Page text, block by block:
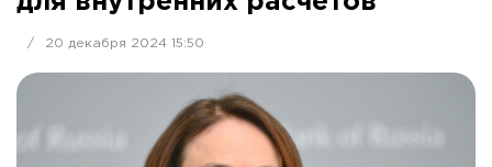
/ 20 декабря 2024 15:50